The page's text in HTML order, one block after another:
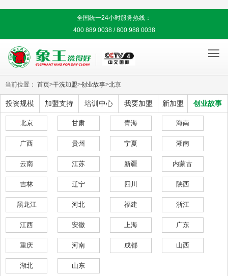
全国统一24小时服务热线：
400 889 0038 / 800 988 0038

当前位置： 首页>干洗加盟>创业故事>北京
投资规模 加盟支持 培训中心 我要加盟 新加盟 创业故事
北京 甘肃 青海 海南
广西 贵州 宁夏 湖南
云南 江苏 新疆 内蒙古
吉林 辽宁 四川 陕西
黑龙江 河北 福建 浙江
江西 安徽 上海 广东
重庆 河南 成都 山西
湖北 山东